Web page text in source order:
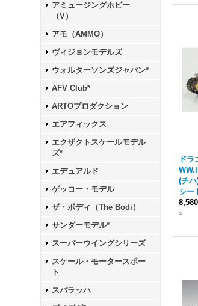
アミュージングホビー
（V）
アモ（AMMO）
ヴィジョンモデルズ
ウォルターソンズジャパン*
AFV Club*
ARTOプロダクション
エアフィックス
エクザクトスケールモデル
ズ*
エデュアルド
ゲッコー・モデル
ザ・ボディ（The Bodi）
サンダーモデル*
スーパーウイングシリーズ
スケール・モータースポー
ト
スパラッハ
ド
(チ
シー
×